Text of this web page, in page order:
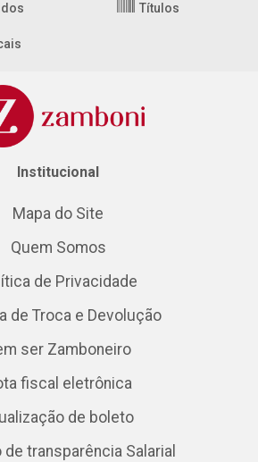
Títulos
Institucional
Mapa do Site
Quem Somos
de Privacidade
de Troca e Devolução
ser Zamboneiro
fiscal eletrônica
de boleto
de transparência Salarial